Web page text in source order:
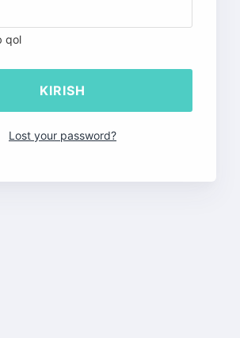
qol
Lost your password?